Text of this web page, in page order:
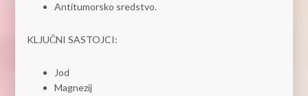
Antitumorsko sredstvo.
KLJUČNI SASTOJCI:
Jod
Magnezij